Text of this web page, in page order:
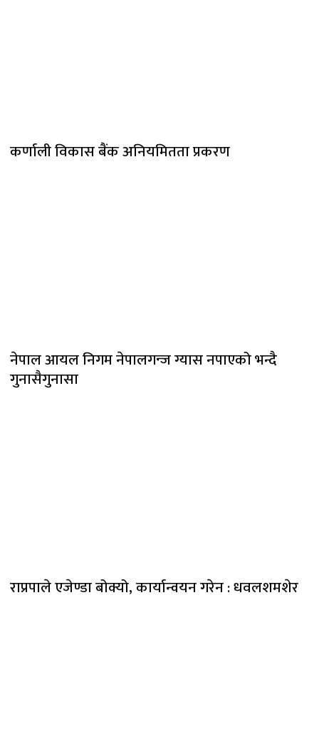
कर्णाली विकास बैंक अनियमितता प्रकरण
नेपाल आयल निगम नेपालगन्ज ग्यास नपाएको भन्दै
गुनासैगुनासा
राप्रपाले एजेण्डा बोक्यो, कार्यान्वयन गरेन : धवलशमशेर